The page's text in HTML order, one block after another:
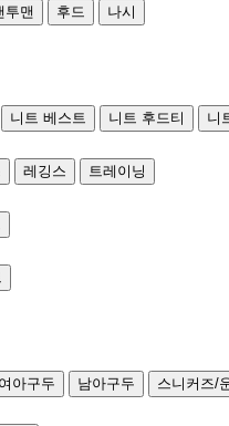
투맨 후드
나시
니트 베스트 니트 후드티
니
레깅스
트레이닝
여아구두 남아구두 스니커즈/